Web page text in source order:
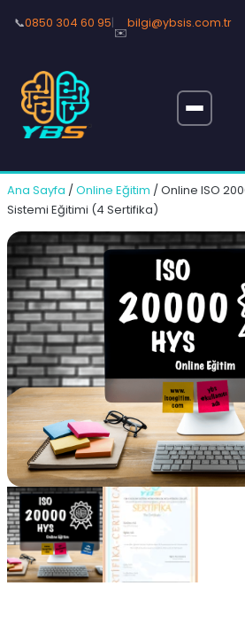
📞0850 304 60 95|
✉️
bilgi@ybsis.com.tr
Ana Sayfa /Online Eğitim / Online ISO
Sistemi Eğitimi (4 Sertifika)